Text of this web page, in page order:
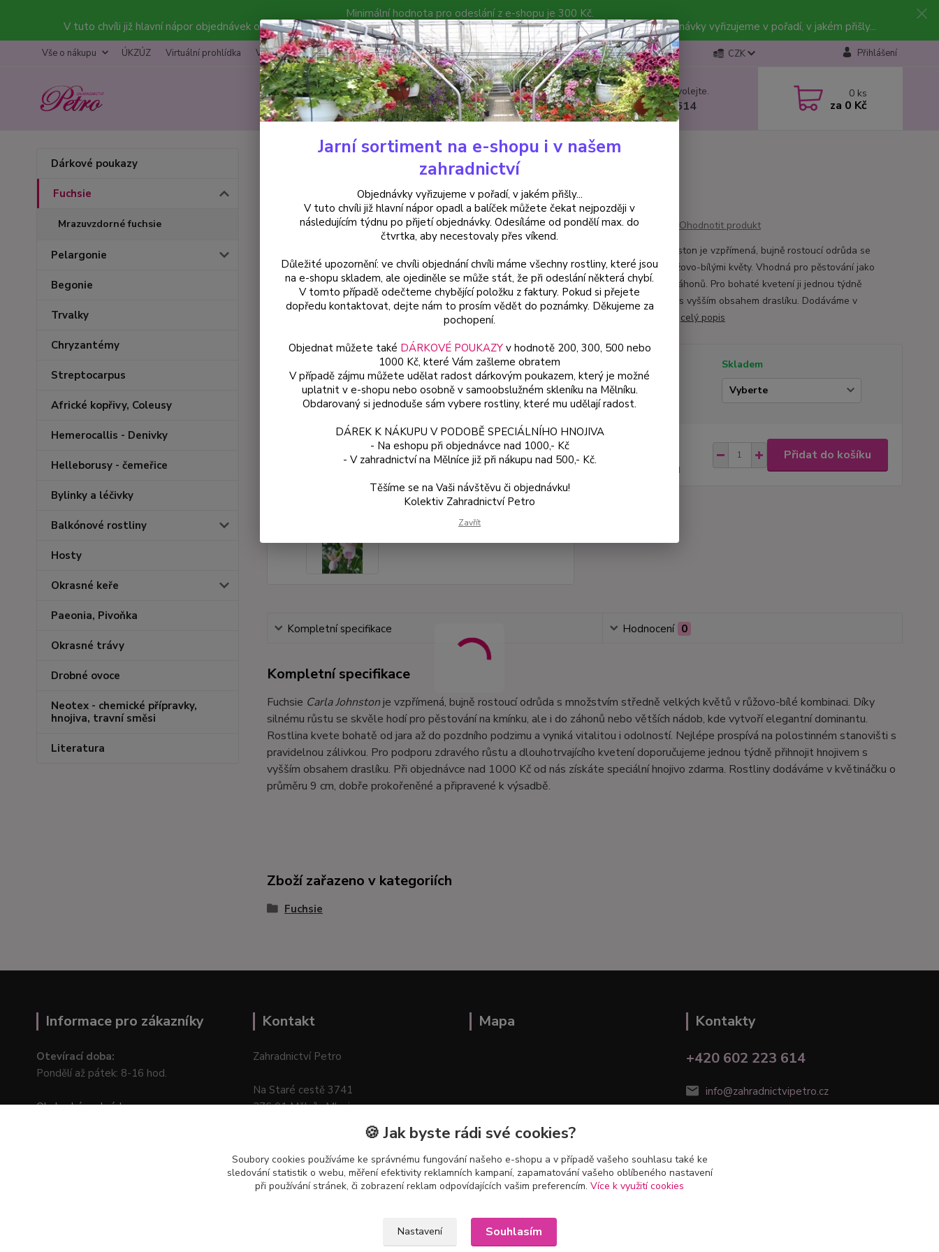
Minimální hodnota pro odeslání z e-shopu je 300 Kč.
V tuto chvíli již hlavní nápor objednávek opadl a balíček můžete čekat nejpozději v následujícím týdnu po přijetí objednávky. Objednávky vyřizujeme v pořadí, v jakém přišly...
Vše o nákupu ÚKZÚZ Virtuální prohlídka Výstava Katalog Poradna Kontakty CZK Přihlášení
Hledat Nevíte si rady? Zavolejte.
+420 602 223 614
0 ks
za 0 Kč
Dárkové poukazy
Fuchsie
Mrazuvzdorné fuchsie
Pelargonie
Begonie
Trvalky
Chryzantémy
Streptocarpus
Africké kopřivy, Coleusy
Hemerocallis - Denivky
Helleborusy - čemeřice
Bylinky a léčivky
Balkónové rostliny
Hosty
Okrasné keře
Paeonia, Pivoňka
Okrasné trávy
Drobné ovoce
Neotex - chemické přípravky,
hnojiva, travní směsi
Literatura
Fuchsie Carla Johnston
Carla Johnston
Ohodnotit produkt
Fuchsie Carla Johnston je vzpřímená, bujně rostoucí odrůda se
středně velkými růžovo-bílými květy. Vhodná pro pěstování jako
stromek nebo do záhonů. Pro bohaté kvetení ji jednou týdně
přihnojte hnojivem s vyšším obsahem draslíku. Dodáváme v
celý popis
Skladem
Varianta
bez DPH
Přidat do košíku
Kompletní specifikace Hodnocení 0
Kompletní specifikace
Fuchsie Carla Johnstonje vzpřímená, bujně rostoucí odrůda s množstvím středně velkých květů v růžovo-bílé kombinaci. Díky
silnému růstu se skvěle hodí pro pěstování na kmínku, ale i do záhonů nebo větších nádob, kde vytvoří elegantní dominantu.
Rostlina kvete bohatě od jara až do pozdního podzimu a vyniká vitalitou i odolností. Nejlépe prospívá na polostinném stanovišti s
pravidelnou zálivkou. Pro podporu zdravého růstu a dlouhotrvajícího kvetení doporučujeme jednou týdně přihnojit hnojivem s
vyšším obsahem draslíku. Při objednávce nad 1000 Kč od nás získáte speciální hnojivo zdarma. Rostliny dodáváme v květináčku o
průměru 9 cm, dobře prokořeněné a připravené k výsadbě.
Zboží zařazeno v kategoriích
Fuchsie
Informace pro zákazníky
Otevírací doba:
Pondělí až pátek: 8-16 hod.
Obchodní podmínky
Kontakt
Zahradnictví Petro
Na Staré cestě 3741
276 01 Mělník–Mlazice
Mapa
Kontakty
+420 602 223 614
info@zahradnictvipetro.cz
Jarní sortiment na e-shopu i v našem
zahradnictví
Objednávky vyřizujeme v pořadí, v jakém přišly...
V tuto chvíli již hlavní nápor opadl a balíček můžete čekat nejpozději v
následujícím týdnu po přijetí objednávky. Odesíláme od pondělí max. do
čtvrtka, aby necestovaly přes víkend.
Důležité upozornění: ve chvíli objednání chvíli máme všechny rostliny, které jsou
na e-shopu skladem, ale ojediněle se může stát, že při odeslání některá chybí.
V tomto případě odečteme chybějící položku z faktury. Pokud si přejete
dopředu kontaktovat, dejte nám to prosím vědět do poznámky. Děkujeme za
pochopení.
Objednat můžete také DÁRKOVÉ POUKAZYv hodnotě 200, 300, 500 nebo
1000 Kč, které Vám zašleme obratem
V případě zájmu můžete udělat radost dárkovým poukazem, který je možné
uplatnit v e-shopu nebo osobně v samoobslužném skleníku na Mělníku.
Obdarovaný si jednoduše sám vybere rostliny, které mu udělají radost.
DÁREK K NÁKUPU V PODOBĚ SPECIÁLNÍHO HNOJIVA
- Na eshopu při objednávce nad 1000,- Kč
- V zahradnictví na Mělníce již při nákupu nad 500,- Kč.
Těšíme se na Vaši návštěvu či objednávku!
Kolektiv Zahradnictví Petro
Zavřít
🍪 Jak byste rádi své cookies?
Soubory cookies používáme ke správnému fungování našeho e-shopu a v případě vašeho souhlasu také ke
sledování statistik o webu, měření efektivity reklamních kampaní, zapamatování vašeho oblíbeného nastavení
při používání stránek, či zobrazení reklam odpovídajících vašim preferencím. Více k využití cookies
Nastavení Souhlasím